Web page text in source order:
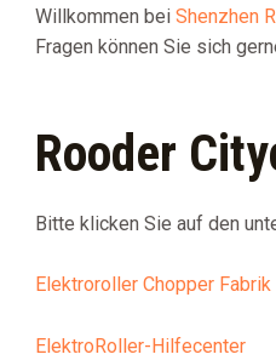
Willkommen bei Shenzhen
Fragen können Sie sich
Rooder
Bitte klicken Sie auf den
Elektroroller Chopper Fabrik
ElektroRoller-Hilfecenter